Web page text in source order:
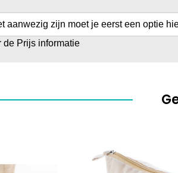
aanwezig zijn moet je eerst een optie
de Prijs informatie